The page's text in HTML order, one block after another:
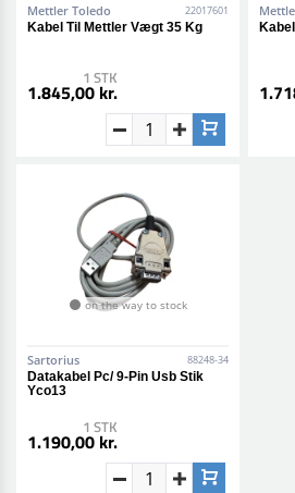
Mettler Toledo 22017601
Kabel Til Mettler Vægt 35 Kg
1 STK
1.845,00 kr.
on the way to stock
Sartorius 88248-34
Datakabel Pc/ 9-Pin Usb Stik
Yco13
1 STK
1.190,00 kr.